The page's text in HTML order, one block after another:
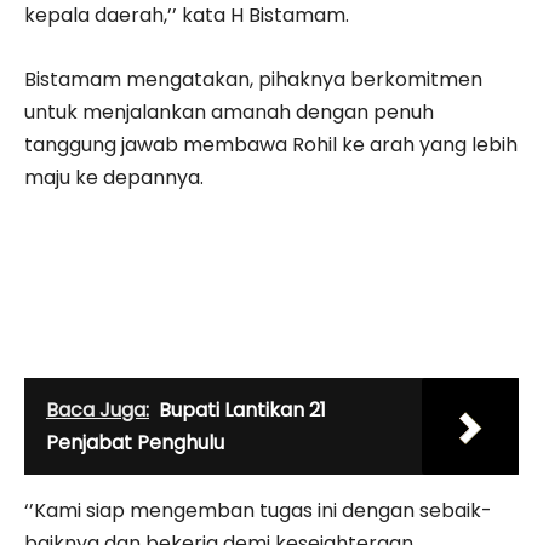
kepala daerah,’’ kata H Bistamam.
Bistamam mengatakan, pihaknya berkomitmen
untuk menjalankan amanah dengan penuh
tanggung jawab membawa Rohil ke arah yang lebih
maju ke depannya.
Baca Juga: Bupati Lantikan 21
Penjabat Penghulu
‘’Kami siap mengemban tugas ini dengan sebaik-